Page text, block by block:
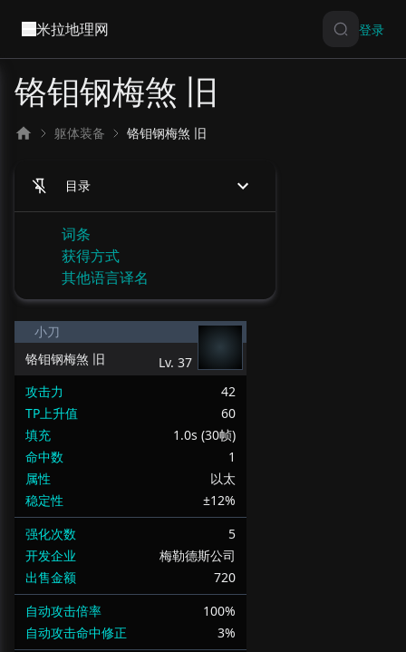
米拉地理网 登录
铬钼钢梅煞 旧
躯体装备 铬钼钢梅煞 旧
目录
词条
获得方式
其他语言译名
小刀
铬钼钢梅煞 旧
Lv. 37
攻击力
42
TP上升值
60
填充
1.0s (30帧)
命中数
1
属性
以太
稳定性
±12%
强化次数
5
开发企业
梅勒德斯公司
出售金额
720
自动攻击倍率
100%
自动攻击命中修正
3%